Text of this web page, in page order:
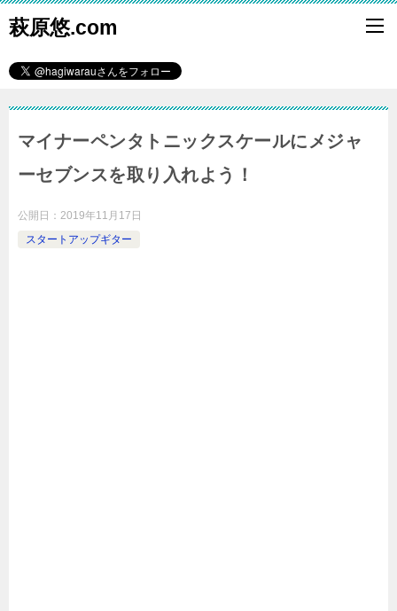
萩原悠.com
マイナーペンタトニックスケールにメジャ
ーセブンスを取り入れよう！
公開日： 2019年11月17日
スタートアップギター